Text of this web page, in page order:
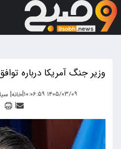
وزیر جنگ آمریکا درباره
۱۴۰۵/۰۳/۰۹ ۱۰:۰۶:۵۹ |خانه|
|